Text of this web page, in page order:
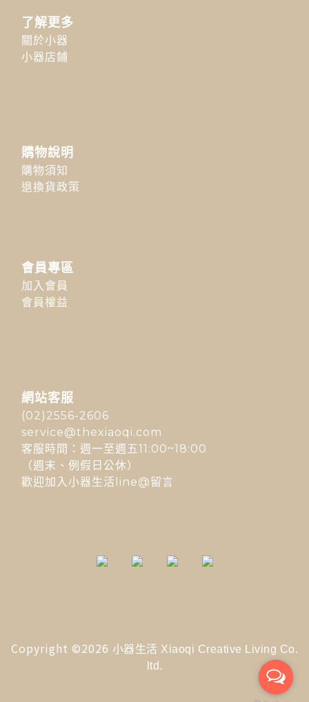
了解更多
關於小器
小器店鋪
購物說明
購物須知
退換貨政策
會員專區
加入會員
會員權益
網站客服
(02)2556-2606
service@thexiaoqi.com
客服時間：週一至週五11:00~18:00
（週末、例假日公休）
歡迎加入小器生活line@留言
Copyright ©2026 小器生活 Xiaoqi Creative Living Co.
ltd.